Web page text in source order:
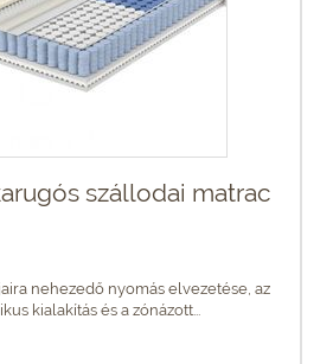
szállodai matrac
nehezedő nyomás elvezetése, az
kialakítás és a zónázott...